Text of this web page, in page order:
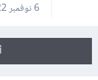
6 نوفمبر 2022